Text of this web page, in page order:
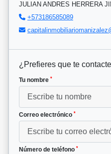
JULIAN ANDRES HERRERA
+573186585089
¿Prefieres que te
Tu nombre *
Correo electrónico *
Número de teléfono *